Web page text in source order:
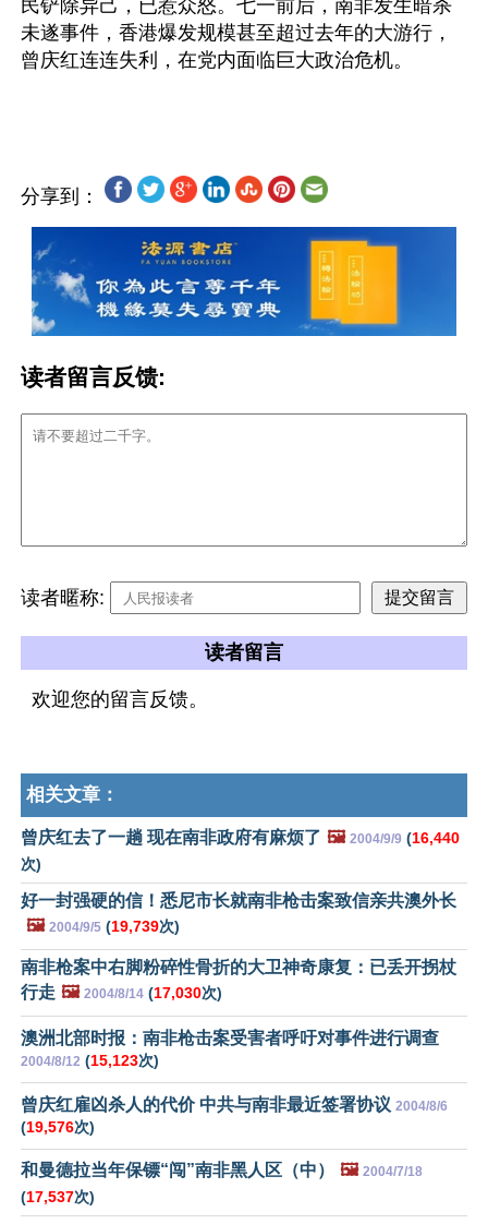
民铲除异己，已惹众怒。七一前后，南非发生暗杀
未遂事件，香港爆发规模甚至超过去年的大游行，
曾庆红连连失利，在党内面临巨大政治危机。
分享到：
读者留言反馈:
读者暱称:
读者留言
欢迎您的留言反馈。
相关文章：
曾庆红去了一趟 现在南非政府有麻烦了 🖼️ 2004/9/9 (16,440
次)
好一封强硬的信！悉尼市长就南非枪击案致信亲共澳外长
🖼️ 2004/9/5 (19,739次)
南非枪案中右脚粉碎性骨折的大卫神奇康复：已丢开拐杖
行走 🖼️ 2004/8/14 (17,030次)
澳洲北部时报：南非枪击案受害者呼吁对事件进行调查
2004/8/12 (15,123次)
曾庆红雇凶杀人的代价 中共与南非最近签署协议 2004/8/6
(19,576次)
和曼德拉当年保镖“闯”南非黑人区（中） 🖼️ 2004/7/18
(17,537次)